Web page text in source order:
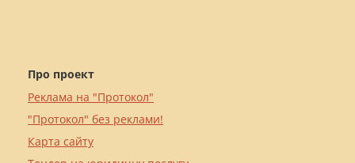
Про проект
Реклама на "Протокол"
"Протокол" без реклами!
Карта сайту